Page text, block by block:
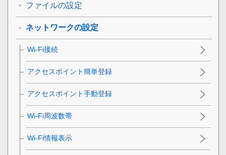
ファイルの設定
ネットワークの設定
Wi-Fi接続
アクセスポイント簡単登録
アクセスポイント手動登録
Wi-Fi周波数帯
Wi-Fi情報表示